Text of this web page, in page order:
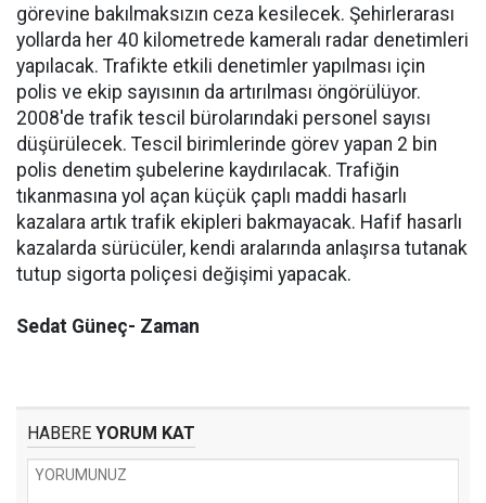
görevine bakılmaksızın ceza kesilecek. Şehirlerarası
yollarda her 40 kilometrede kameralı radar denetimleri
yapılacak. Trafikte etkili denetimler yapılması için
polis ve ekip sayısının da artırılması öngörülüyor.
2008'de trafik tescil bürolarındaki personel sayısı
düşürülecek. Tescil birimlerinde görev yapan 2 bin
polis denetim şubelerine kaydırılacak. Trafiğin
tıkanmasına yol açan küçük çaplı maddi hasarlı
kazalara artık trafik ekipleri bakmayacak. Hafif hasarlı
kazalarda sürücüler, kendi aralarında anlaşırsa tutanak
tutup sigorta poliçesi değişimi yapacak.
Sedat Güneç- Zaman
HABERE YORUM KAT